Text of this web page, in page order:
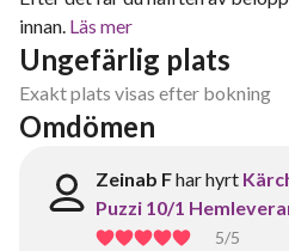
innan. Läs mer
Ungefärlig plats
Exakt plats visas efter bokning
Omdömen
Zeinab Fhar hyrt
Puzzi 10/1
5/5